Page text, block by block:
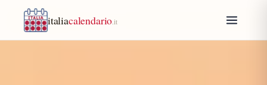
italiacalendario .it